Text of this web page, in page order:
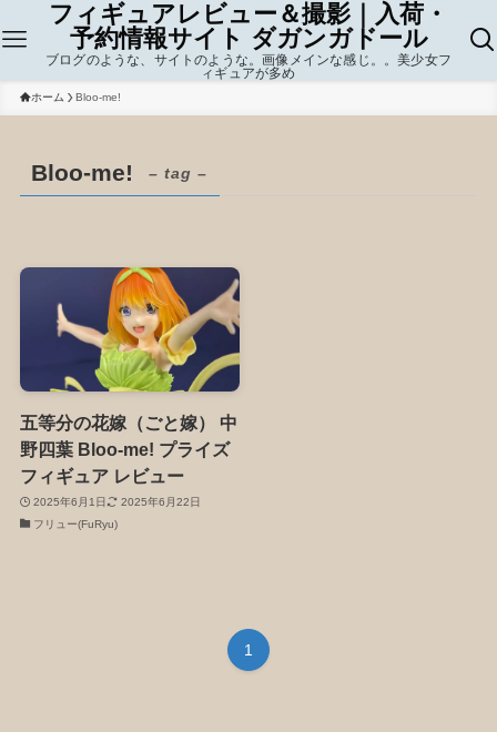
フィギュアレビュー＆撮影｜入荷・
予約情報サイト ダガンガドール
ブログのような、サイトのような。画像メインな感じ。。美少女フ
ィギュアが多め
ホーム Bloo-me!
Bloo-me! – tag –
五等分の花嫁（ごと嫁） 中
野四葉 Bloo-me! プライズ
フィギュア レビュー
2025年6月1日
2025年6月22日
フリュー(FuRyu)
1